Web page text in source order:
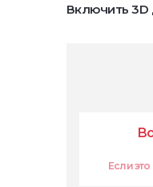
Включить 3D
Если это